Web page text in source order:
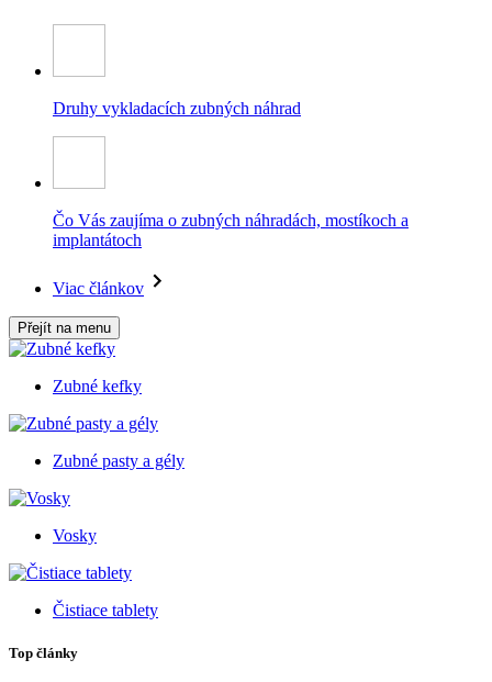
Druhy vykladacích zubných náhrad
Čo Vás zaujíma o zubných náhradách, mostíkoch a
implantátoch
Viac článkov
Přejít na menu
Zubné kefky
Zubné pasty a gély
Vosky
Čistiace tablety
Top články